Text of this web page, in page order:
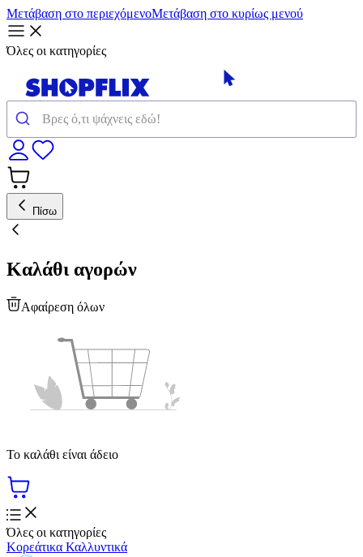
Μετάβαση στο περιεχόμενοΜετάβαση στο κυρίως μενού
Όλες οι κατηγορίες
Πίσω
Καλάθι αγορών
Αφαίρεση όλων
Το καλάθι είναι άδειο
Όλες οι κατηγορίες
Κορεάτικα Καλλυντικά